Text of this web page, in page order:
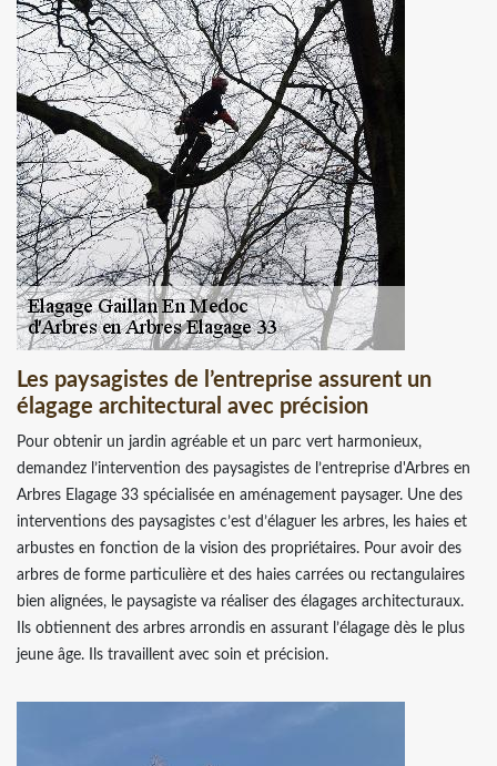
Les paysagistes de l’entreprise assurent un
élagage architectural avec précision
Pour obtenir un jardin agréable et un parc vert harmonieux,
demandez l’intervention des paysagistes de l’entreprise d'Arbres en
Arbres Elagage 33 spécialisée en aménagement paysager. Une des
interventions des paysagistes c’est d’élaguer les arbres, les haies et
arbustes en fonction de la vision des propriétaires. Pour avoir des
arbres de forme particulière et des haies carrées ou rectangulaires
bien alignées, le paysagiste va réaliser des élagages architecturaux.
Ils obtiennent des arbres arrondis en assurant l’élagage dès le plus
jeune âge. Ils travaillent avec soin et précision.